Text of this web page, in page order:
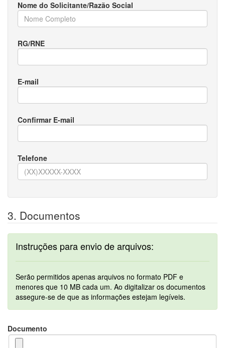
Nome do Solicitante/Razão Social
RG/RNE
E-mail
Confirmar E-mail
Telefone
3. Documentos
Instruções para envio de arquivos:
Serão permitidos apenas arquivos no formato PDF e
menores que 10 MB cada um. Ao digitalizar os documentos
assegure-se de que as informações estejam legíveis.
Documento